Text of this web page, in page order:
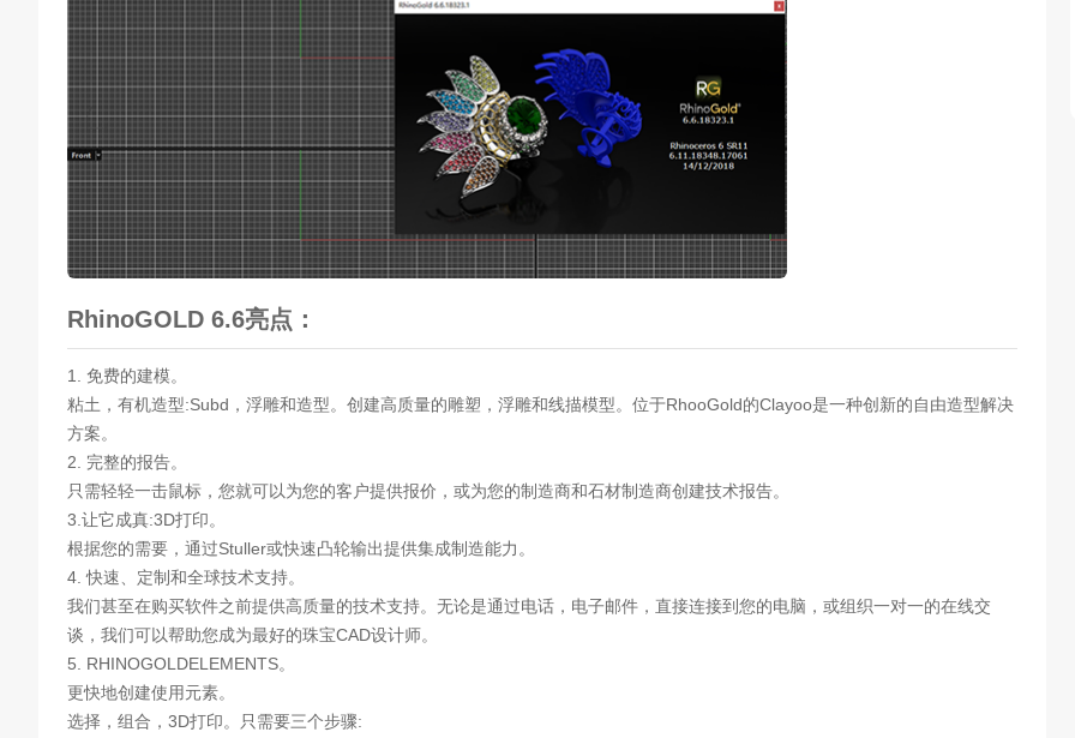
RhinoGOLD 6.6亮点：
1. 免费的建模。
粘土，有机造型:Subd，浮雕和造型。创建高质量的雕塑，浮雕和线描模型。位于RhooGold的Clayoo是一种创新的自由造型解决
方案。
2. 完整的报告。
只需轻轻一击鼠标，您就可以为您的客户提供报价，或为您的制造商和石材制造商创建技术报告。
3.让它成真:3D打印。
根据您的需要，通过Stuller或快速凸轮输出提供集成制造能力。
4. 快速、定制和全球技术支持。
我们甚至在购买软件之前提供高质量的技术支持。无论是通过电话，电子邮件，直接连接到您的电脑，或组织一对一的在线交
谈，我们可以帮助您成为最好的珠宝CAD设计师。
5. RHINOGOLDELEMENTS。
更快地创建使用元素。
选择，组合，3D打印。只需要三个步骤: